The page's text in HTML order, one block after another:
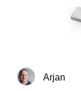
Arjan